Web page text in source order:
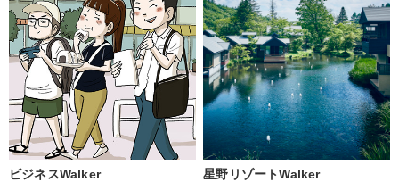
ビジネスWalker 星野リゾートWalker